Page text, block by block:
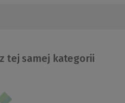
tej samej kategorii